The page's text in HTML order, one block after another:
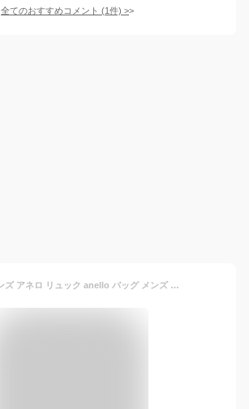
全てのおすすめコメント (1件) >
リュック メンズ アネロ リュック anello バッグ メンズ 背面ポケット リュックサック メンズ 人気 大容量 15L 通学用 通勤 通学 高校生 大学生 A4 バックパック メンズ おしゃれ ブラック グレー ベージュ オリーブ ネイビー リュック デイパック 軽量 軽い スクールバッグ